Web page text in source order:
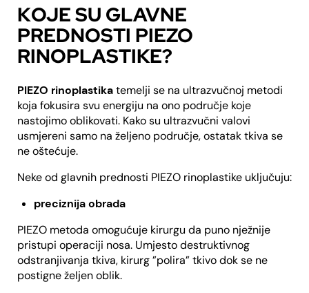
KOJE SU GLAVNE
PREDNOSTI PIEZO
RINOPLASTIKE?
PIEZO rinoplastikatemelji se na ultrazvučnoj metodi
koja fokusira svu energiju na ono područje koje
nastojimo oblikovati. Kako su ultrazvučni valovi
usmjereni samo na željeno područje, ostatak tkiva se
ne oštećuje.
Neke od glavnih prednosti PIEZO rinoplastike uključuju:
preciznija obrada
PIEZO metoda omogućuje kirurgu da puno nježnije
pristupi operaciji nosa. Umjesto destruktivnog
odstranjivanja tkiva, kirurg ”polira” tkivo dok se ne
postigne željen oblik.